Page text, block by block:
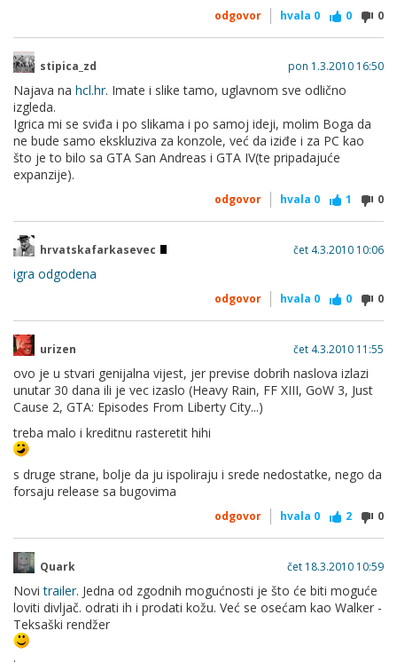
odgovor hvala 0 0 0
stipica_zd pon 1.3.2010 16:50
Najava na hcl.hr. Imate i slike tamo, uglavnom sve odlično
izgleda.
Igrica mi se sviđa i po slikama i po samoj ideji, molim Boga da
ne bude samo ekskluziva za konzole, već da iziđe i za PC kao
što je to bilo sa GTA San Andreas i GTA IV(te pripadajuće
expanzije).
odgovor hvala 0 1 0
hrvatskafarkasevec čet 4.3.2010 10:06
igra odgodena
odgovor hvala 0 0 0
urizen čet 4.3.2010 11:55
ovo je u stvari genijalna vijest, jer previse dobrih naslova izlazi
unutar 30 dana ili je vec izaslo (Heavy Rain, FF XIII, GoW 3, Just
Cause 2, GTA: Episodes From Liberty City...)
treba malo i kreditnu rasteretit hihi
s druge strane, bolje da ju ispoliraju i srede nedostatke, nego da
forsaju release sa bugovima
odgovor hvala 0 2 0
Quark čet 18.3.2010 10:59
Novitrailer. Jedna od zgodnih mogućnosti je što će biti moguće
loviti divljač. odrati ih i prodati kožu. Već se osećam kao Walker -
Teksaški rendžer
.